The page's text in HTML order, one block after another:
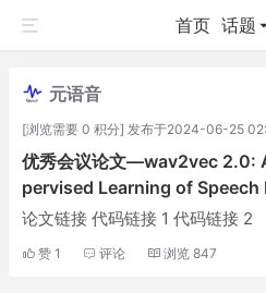
首页 话题
元语音
[浏览需要 0 积分] 发布于2024-06-25
优秀会议论文—wav2vec 2.0:
pervised Learning of
论文链接 代码链接 1 代码链接 2
赞 1 评论 浏览 847